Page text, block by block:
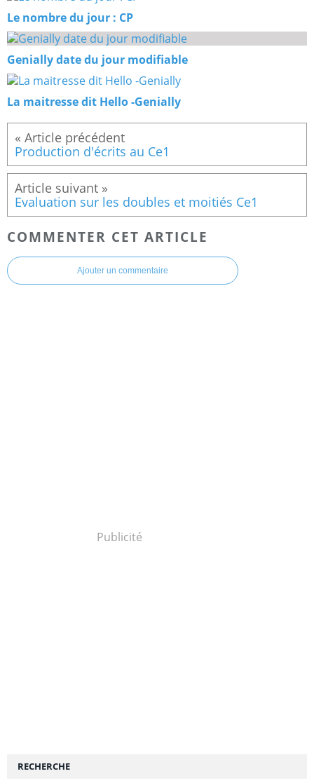
Le nombre du jour : CP
Genially date du jour modifiable
La maitresse dit Hello -Genially
Production d'écrits au Ce1
Evaluation sur les doubles et moitiés Ce1
COMMENTER CET ARTICLE
Ajouter un commentaire
Publicité
RECHERCHE